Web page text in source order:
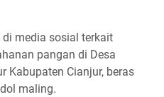
media sosial terkait
pangan di Desa
Kabupaten Cianjur, beras
maling.